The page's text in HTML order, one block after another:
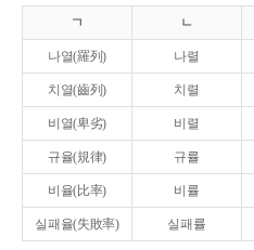
ㄱ ㄴ
나열(羅列) 나렬
치열(齒列) 치렬
비열(卑劣) 비렬
규율(規律) 규률
비율(比率) 비률
실패율(失敗率) 실패률